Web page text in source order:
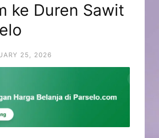
ke Duren Sawit
25, 2026